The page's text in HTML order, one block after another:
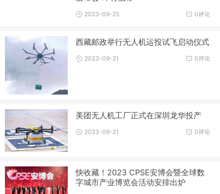
0评论
2023-09-25
西藏邮政举行无人机运投试飞启动仪式
0评论
2023-09-21
美团无人机工厂正式在深圳龙华投产
0评论
2023-09-21
快收藏！2023 CPSE安博会暨全球数
字城市产业博览会活动安排出炉